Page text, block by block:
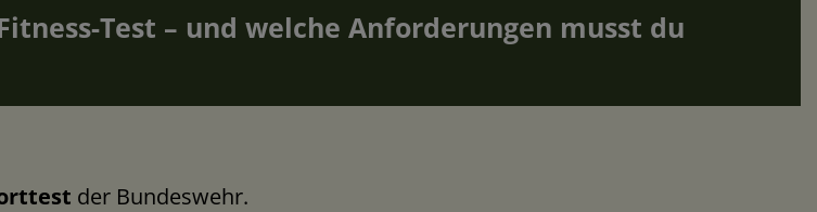
Test – und welche Anforderungen musst du
der Bundeswehr.